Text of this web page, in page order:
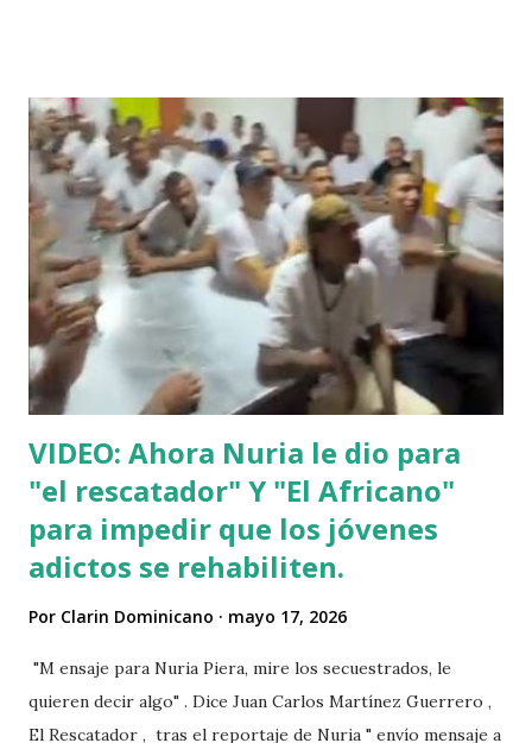
VIDEO: Ahora Nuria le dio para
"el rescatador" Y "El Africano"
para impedir que los jóvenes
adictos se rehabiliten.
Por Clarin Dominicano mayo 17, 2026
"M ensaje para Nuria Piera, mire los secuestrados, le
quieren decir algo" . Dice Juan Carlos Martínez Guerrero ,
El Rescatador , tras el reportaje de Nuria " envío mensaje a